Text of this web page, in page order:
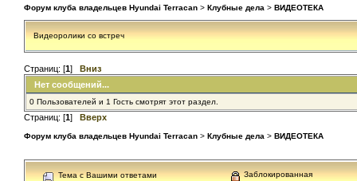
Форум клуба владельцев Hyundai Terracan > Клубные дела > ВИДЕОТЕКА
Видеоролики со встреч
Страниц: [1] Вниз
Нет сообщений...
0 Пользователей и 1 Гость смотрят этот раздел.
Страниц: [1] Вверх
Форум клуба владельцев Hyundai Terracan > Клубные дела > ВИДЕОТЕКА
Тема с Вашими ответами
Заблокированная